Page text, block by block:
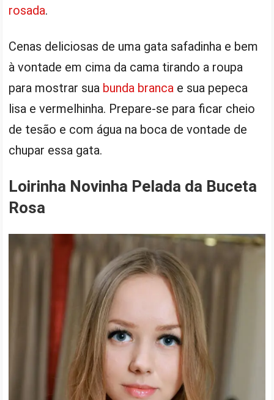
rosada.
Cenas deliciosas de uma gata safadinha e bem
à vontade em cima da cama tirando a roupa
para mostrar sua bunda branca e sua pepeca
lisa e vermelhinha. Prepare-se para ficar cheio
de tesão e com água na boca de vontade de
chupar essa gata.
Loirinha Novinha Pelada da Buceta
Rosa